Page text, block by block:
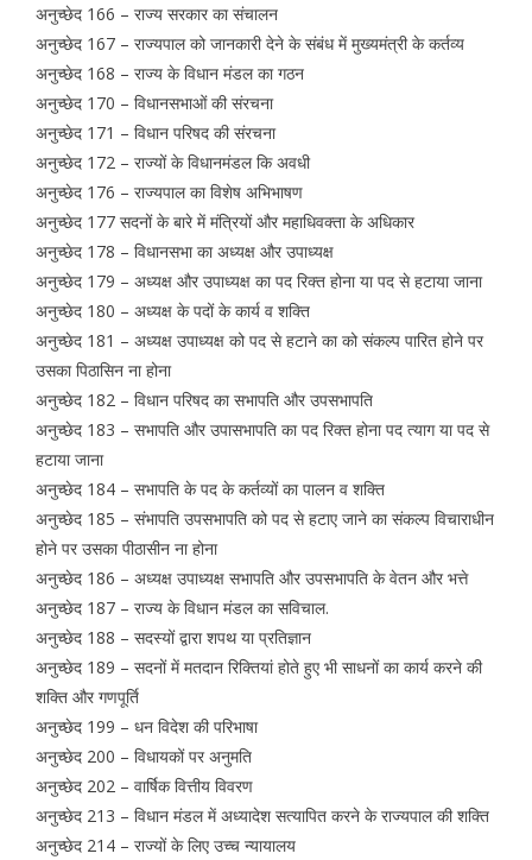
अनुच्छेद 166 – राज्य सरकार का संचालन
अनुच्छेद 167 – राज्यपाल को जानकारी देने के संबंध में मुख्यमंत्री के कर्तव्य
अनुच्छेद 168 – राज्य के विधान मंडल का गठन
अनुच्छेद 170 – विधानसभाओं की संरचना
अनुच्छेद 171 – विधान परिषद की संरचना
अनुच्छेद 172 – राज्यों के विधानमंडल कि अवधी
अनुच्छेद 176 – राज्यपाल का विशेष अभिभाषण
अनुच्छेद 177 सदनों के बारे में मंत्रियों और महाधिवक्ता के अधिकार
अनुच्छेद 178 – विधानसभा का अध्यक्ष और उपाध्यक्ष
अनुच्छेद 179 – अध्यक्ष और उपाध्यक्ष का पद रिक्त होना या पद से हटाया जाना
अनुच्छेद 180 – अध्यक्ष के पदों के कार्य व शक्ति
अनुच्छेद 181 – अध्यक्ष उपाध्यक्ष को पद से हटाने का को संकल्प पारित होने पर
उसका पिठासिन ना होना
अनुच्छेद 182 – विधान परिषद का सभापति और उपसभापति
अनुच्छेद 183 – सभापति और उपासभापति का पद रिक्त होना पद त्याग या पद से
हटाया जाना
अनुच्छेद 184 – सभापति के पद के कर्तव्यों का पालन व शक्ति
अनुच्छेद 185 – संभापति उपसभापति को पद से हटाए जाने का संकल्प विचाराधीन
होने पर उसका पीठासीन ना होना
अनुच्छेद 186 – अध्यक्ष उपाध्यक्ष सभापति और उपसभापति के वेतन और भत्ते
अनुच्छेद 187 – राज्य के विधान मंडल का सविचाल.
अनुच्छेद 188 – सदस्यों द्वारा शपथ या प्रतिज्ञान
अनुच्छेद 189 – सदनों में मतदान रिक्तियां होते हुए भी साधनों का कार्य करने की
शक्ति और गणपूर्ति
अनुच्छेद 199 – धन विदेश की परिभाषा
अनुच्छेद 200 – विधायकों पर अनुमति
अनुच्छेद 202 – वार्षिक वित्तीय विवरण
अनुच्छेद 213 – विधान मंडल में अध्यादेश सत्यापित करने के राज्यपाल की शक्ति
अनुच्छेद 214 – राज्यों के लिए उच्च न्यायालय